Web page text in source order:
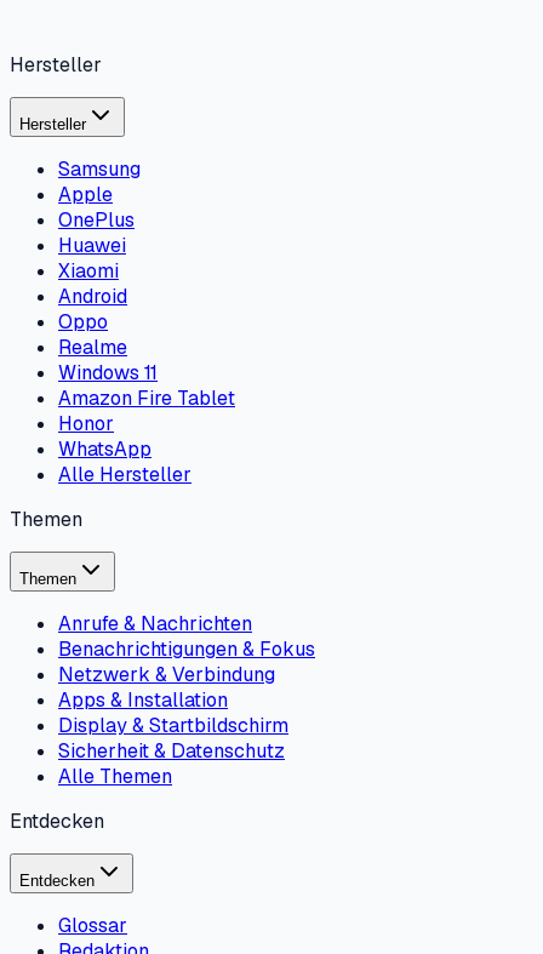
Hersteller
Hersteller
Samsung
Apple
OnePlus
Huawei
Xiaomi
Android
Oppo
Realme
Windows 11
Amazon Fire Tablet
Honor
WhatsApp
Alle Hersteller
Themen
Themen
Anrufe & Nachrichten
Benachrichtigungen & Fokus
Netzwerk & Verbindung
Apps & Installation
Display & Startbildschirm
Sicherheit & Datenschutz
Alle Themen
Entdecken
Entdecken
Glossar